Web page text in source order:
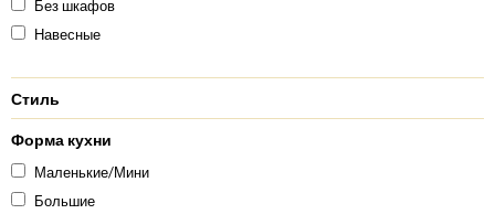
Без шкафов
Навесные
Стиль
Форма кухни
Маленькие/Мини
Большие